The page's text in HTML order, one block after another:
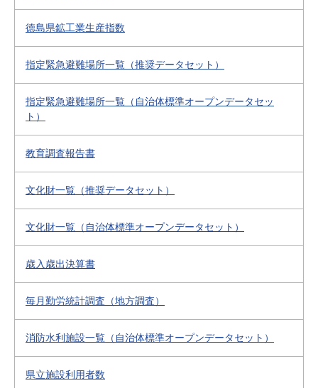
徳島県鉱工業生産指数
指定緊急避難場所一覧（推奨データセット）
指定緊急避難場所一覧（自治体標準オープンデータセッ
ト）
教育調査報告書
文化財一覧（推奨データセット）
文化財一覧（自治体標準オープンデータセット）
歳入歳出決算書
毎月勤労統計調査（地方調査）
消防水利施設一覧（自治体標準オープンデータセット）
県立施設利用者数